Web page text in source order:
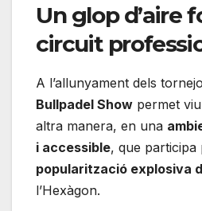
Un glop d’aire
circuit
A l’allunyament dels
Bullpadel Show permet
altra manera, en una
i accessible, que participa
popularització explosiva
l’Hexàgon.